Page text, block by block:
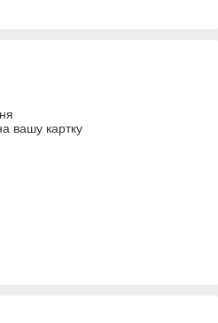
вашу картку